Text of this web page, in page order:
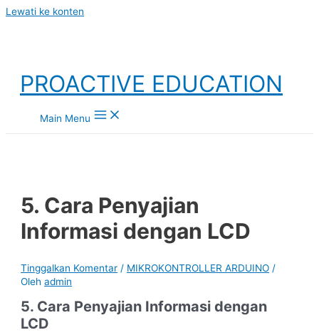
Lewati ke konten
PROACTIVE EDUCATION
Main Menu
5. Cara Penyajian
Informasi dengan LCD
Tinggalkan Komentar / MIKROKONTROLLER ARDUINO /
Olehadmin
5. Cara Penyajian Informasi dengan
LCD